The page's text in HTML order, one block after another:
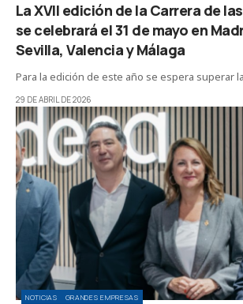
La XVII edición de la Carrera de
se celebrará el 31 de mayo en
Sevilla, Valencia y Málaga
Para la edición de este año se espera superar
29 DE ABRIL DE 2026
NOTICIAS GRANDES EMPRESAS